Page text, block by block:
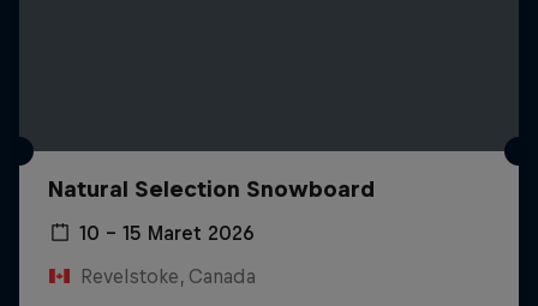
Natural Selection Snowboard
10 – 15 Maret 2026
Revelstoke, Canada